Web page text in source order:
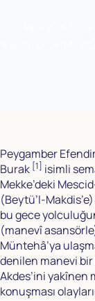
Peygamber
Burak [1] isimli
Mekke’deki
(Beytü’l-
bu gece
(manevî
Müntehâ’ya
denilen manevi bir
Akdes’ini
konuşması